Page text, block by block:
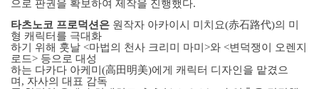
으로 판권을 확보하여 제작을 진행했다.
타츠노코 프로덕션은 원작자 아카이시 미치요(赤石路代)의 미
형 캐릭터를 극대화
하기 위해 훗날 <마법의 천사 크리미 마미 >와 <변덕쟁이 오렌지
로드> 등으로 대성
하는 다카다 아케미 (高田明美)에게 캐릭터 디자인을 맡겼으
며 , 자사의 대표 감독